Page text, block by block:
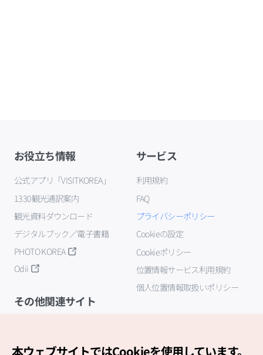
お役立ち情報
公式アプリ「VISITKOREA」
1330観光通訳案内
観光資料ダウンロード
デジタルブック／電子書籍
PHOTO KOREA
Odii
サービス
利用規約
FAQ
プライバシーポリシー
Cookieの設定
Cookieポリシー
位置情報サービス利用規約
個人位置情報取扱いポリシー
その他関連サイト
本ウェブサイトではCookieを使用しています。